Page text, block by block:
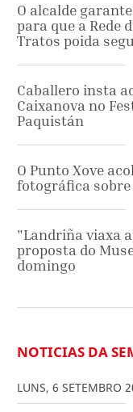
O alcalde
para que a Rede
Tratos poida
Caballero insta
Caixanova no
Paquistán
O Punto Xove
fotográfica sobre
"Landriña viaxa
proposta do
domingo
NOTICIAS DA
LUNS, 6 SETEMBRO